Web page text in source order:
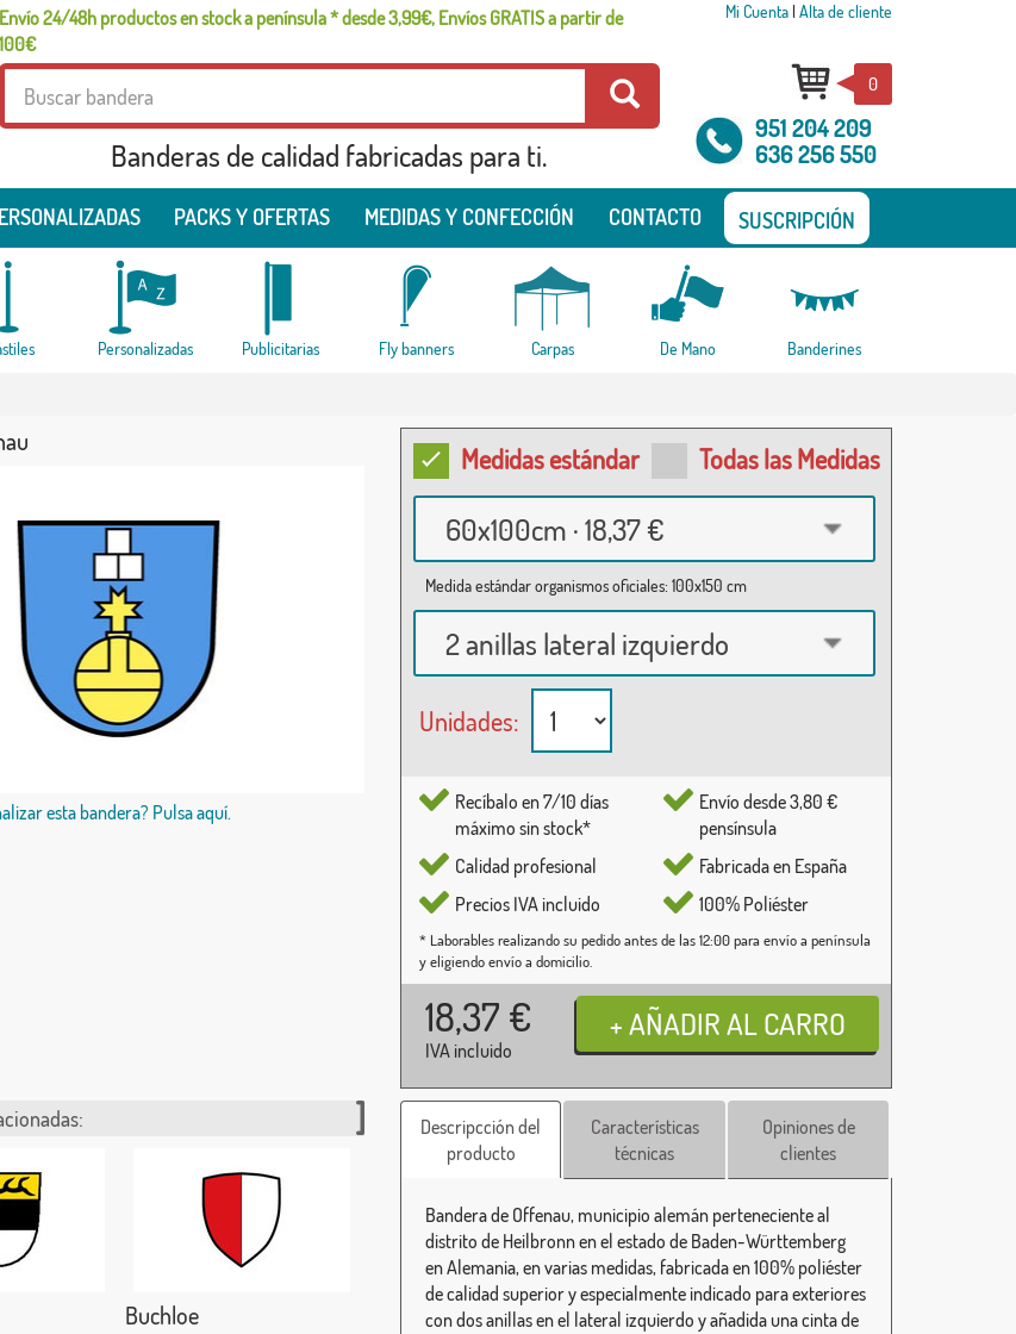
Envío 24/48h productos en stock a península * desde 3,99€, Envíos GRATIS a partir de
100€
Mi Cuenta| Alta de cliente
Banderas de calidad fabricadas para ti.
0
951 204 209
636 256 550
PACKS Y OFERTAS MEDIDAS Y CONFECCIÓN CONTACTO SUSCRIPCIÓN
Personalizadas Publicitarias Fly banners Carpas De Mano Banderines
esta bandera? Pulsa aquí.
Medidas estándar Todas las Medidas
60x100cm · 18,37 €
Medida estándar organismos oficiales: 100x150 cm
2 anillas lateral izquierdo
Unidades:
Recíbalo en 7/10 días
máximo sin stock*
Calidad profesional
Precios IVA incluido
Envío desde 3,80 €
pensínsula
Fabricada en España
100% Poliéster
* Laborables realizando su pedido antes de las 12:00 para envío a península
y eligiendo envío a domicilio.
18,37 €
IVA incluido
Buchloe
Descripcción del
producto
Características
técnicas
Opiniones de
clientes
Bandera de Offenau, municipio alemán perteneciente al
distrito de Heilbronn en el estado de Baden-Württemberg
en Alemania, en varias medidas, fabricada en 100% poliéster
de calidad superior y especialmente indicado para exteriores
con dos anillas en el lateral izquierdo y añadida una cinta de